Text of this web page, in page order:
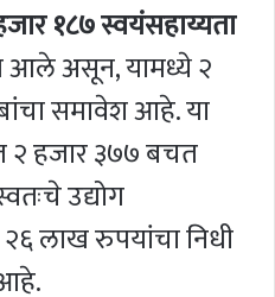
१८७ स्वयंसहाय्यता
आले असून, यामध्ये २
समावेश आहे. या
२ हजार ३७७ बचत
उद्योग
लाख रुपयांचा निधी